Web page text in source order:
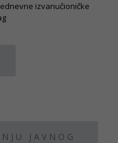
izvanučioničke
JAVNOG